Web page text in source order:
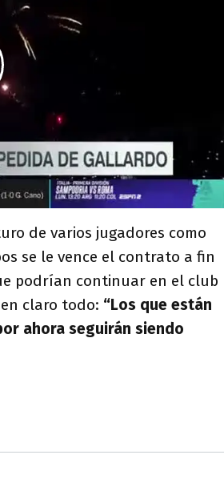
de varios jugadores como
se le vence el contrato a fin
podrían continuar en el club
claro todo: “Los que están
ahora seguirán siendo